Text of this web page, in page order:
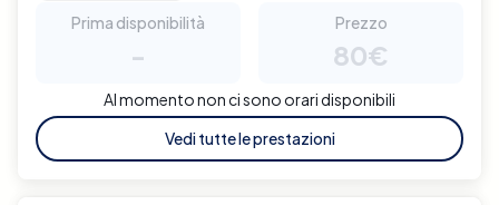
Prima disponibilità
-
Prezzo
80€
Al momento non ci sono orari disponibili
Vedi tutte le prestazioni